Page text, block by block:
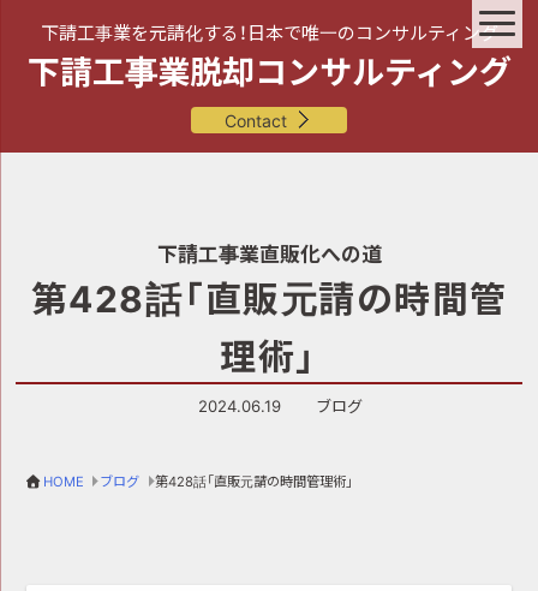
下請工事業を元請化する！日本で唯一のコンサルティング
下請工事業脱却コンサルティング
Contact
下請工事業直販化への道
第428話「直販元請の時間管
理術」
2024.06.19 ブログ
HOME ブログ 第428話「直販元請の時間管理術」